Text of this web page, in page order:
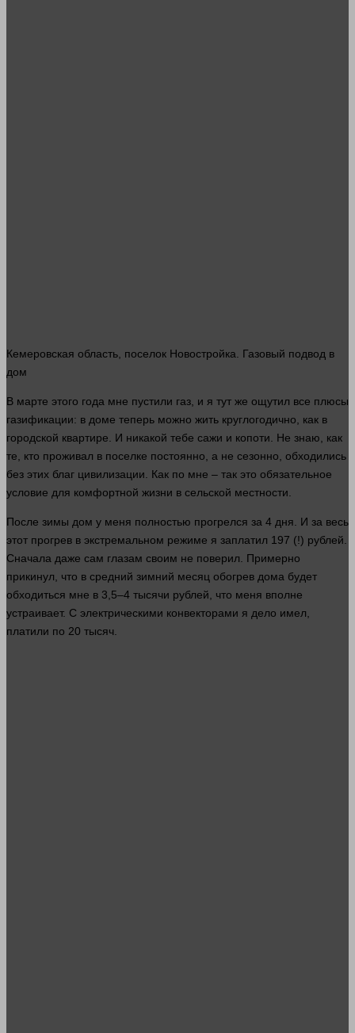
Кемеровская область, поселок Новостройка. Газовый подвод в
дом
В марте этого года мне пустили газ, и я тут же ощутил все плюсы
газификации: в доме теперь можно жить круглогодично, как в
городской квартире. И никакой тебе сажи и копоти. Не знаю , как
те, кто проживал в поселке постоянно, а не сезонно, обходились
без этих благ цивилизации. Как по мне – так это обязательное
условие для комфортной жизни в сельской местности.
После зимы дом у меня полностью прогрелся за 4 дня . И за весь
этот прогрев в экстремальном режиме я заплатил 197 (!) рублей
Сначала даже сам глазам своим не поверил. Примерно
прикинул, что в средний зимний месяц обогрев дома будет
обходиться мне в 3,5–4 тысячи рублей , что меня вполне
устраивает. С электрическими конвекторами я дело имел,
платили по 20 тысяч.